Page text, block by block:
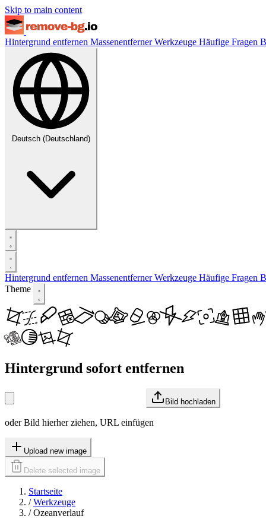
Skip to main content
Hintergrund entfernen MassenentfernerWerkzeuge Häufige Fragen
Deutsch (Deutschland)
Hintergrund entfernen MassenentfernerWerkzeuge Häufige Fragen
Theme
Hintergrund sofort entfernen
Bild hochladen
oder Bild hierher ziehen, URL einfügen
Upload new image
Delete selected image
Startseite
/ Werkzeuge
/ Ozeanverlauf